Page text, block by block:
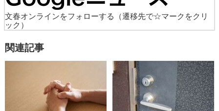
文春オンラインをフォローする
（遷移先で☆マークをクリ
ック）
関連記事